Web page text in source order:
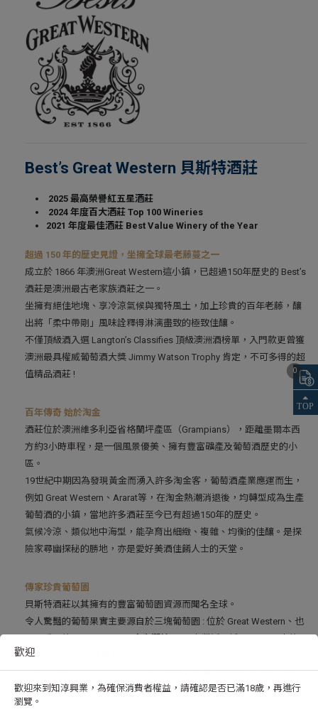
歡迎
歡迎來到知淳興業，為確保消費者權益，請確認是否已滿18歲，再進行
瀏覽。
Best’s Great Western 貝斯特酒莊
2025 最高榮譽紅五星酒莊
2024 年度百大酒莊 Top 100 Wineries
2021 年度最佳酒莊 Best Value Winery of the Year
超過 150 年的歷史見證，坐擁全球最老藤蔓之一
成立於 1866 年澳洲Great Western這小鎮，已超過150年歷史的 Best’s
酒莊是澳洲最古老家族酒莊之一。
坐擁有絕佳地塊、享冷涼氣候與獨特風土，加上珍貴的百年老藤，釀
出將「柔中帶剛」風味詮釋得淋漓盡致的極致佳釀。
不僅頂級酒入選 Langton’s Classifies 頂級澳洲酒榜單，入門款更曾獲
澳洲最具權威葡萄酒大獎 Jimmy Watson Trophy 肯定，不可多得的超
值精品酒莊 !
百年傳奇 始於淘金
酒莊位於澳洲維多利亞省格蘭坪產區（Grampians），距離墨爾本西
方約3小時車程，是一個風景優美、擁有豐富礦產及葡萄酒歷史的小
區。
19世紀中期因為發現黃金而湧入許多淘金客，葡萄酒產業應運而生，
例如 Great Western、Ararat等，在淘金熱潮消退後，均轉型成為生產
葡萄酒的小鎮，當地許多酒莊至今已有超過150年的歷史。
氣候冷涼、類似地中海型，能孕育出細緻、複雜、均衡的佳釀。是探
險家尋幽探秘的勝地，亦是愛好美酒佳餚人士的天堂。
傳家珍貴葡萄園
貝斯特酒莊以其擁有的豐富葡萄園資源而聞名全球。
令人驚豔的葡萄果實主要源自於三塊葡萄園 : 位於 Great Western、也
是最重要的Concongella 康肯潔拉;以及在鄰近區域 Rhymney 中的
Salvation Hills
平均樹齡5 ~150+年，每個葡萄園所生產的葡萄特性截然不同、傳遞
出獨特無法取代的價值。
0